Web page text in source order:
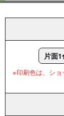
※印刷色は、シ